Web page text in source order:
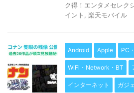
ク得！エンタメセレク
イント
楽天モバイル
Android Apple PC
WiFi・Network・BT
インターネット ガジ